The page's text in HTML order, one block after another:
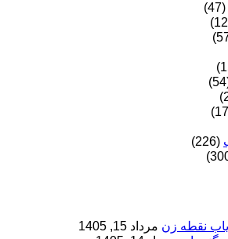
(47)
(226)
نقطه زن مرداد 15, 1405